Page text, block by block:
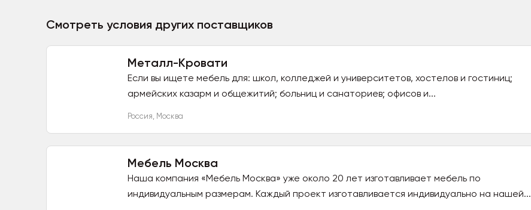
Смотреть условия других поставщиков
Металл-Кровати
Если вы ищете мебель для: школ, колледжей и университетов, хостелов и гостиниц;
армейских казарм и общежитий; больниц и санаториев; офисов и...
Россия, Москва
Мебель Москва
Наша компания «Мебель Москва» уже около 20 лет изготавливает мебель по
индивидуальным размерам. Каждый проект изготавливается индивидуально на нашей...